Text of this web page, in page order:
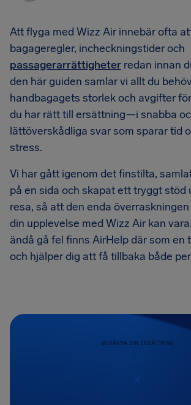
Att flyga med Wizz Air innebär ofta
bagageregler, incheckningstider och
passagerarrättigheter redan innan
den här guiden samlar vi allt du
handbagagets storlek och avgifter
du har rätt till ersättning—i snabba
lättöverskådliga svar som sparar tid
stress.
Vi har gått igenom det finstilta,
på en sida och skapat ett tryggt stöd
resa, så att den enda
din upplevelse med Wizz Air kan
ändå gå fel finns AirHelp där som en
och hjälper dig att få tillbaka både
BERÄKNA DIN ERSÄTTNING